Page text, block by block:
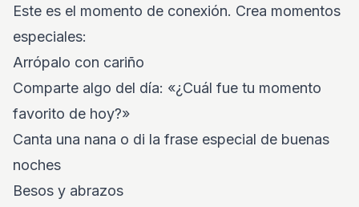
Este es el momento de conexión. Crea momentos
especiales:
Arrópalo con cariño
Comparte algo del día: «¿Cuál fue tu momento
favorito de hoy?»
Canta una nana o di la frase especial de buenas
noches
Besos y abrazos